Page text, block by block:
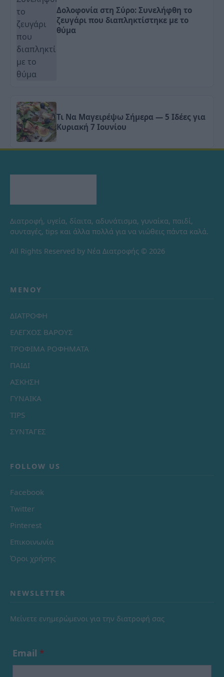
Δολοφονία στη Σύρο: Συνελήφθη το
ζευγάρι που διαπληκτίστηκε με το
θύμα
Τι Να Μαγειρέψω Σήμερα — 5 Ιδέες για
Κυριακή 7 Ιουνίου
Διατροφή, υγεία, δίαιτα, αδυνάτισμα, γυναίκα, παιδί,
συνταγές, tips και άλλα πολλά για να νιώθεις πάντα καλά.
All Rights Reserved by Νέα Διατροφής © 2026
ΜΕΝΟΎ
ΔΙΑΤΡΟΦΗ
ΕΛΕΓΧΟΣ ΒΑΡΟΥΣ
ΤΡΟΦΙΜΑ ΡΟΦΗΜΑΤΑ
ΠΑΙΔΙ
ΑΣΚΗΣΗ
ΓΥΝΑΙΚΑ
TIPS
ΣΥΝΤΑΓΕΣ
FOLLOW US
Facebook
Twitter
Pinterest
Επικοινωνία
Όροι χρήσης
NEWSLETTER
Μείνετε ενημερώμενοι για την διατροφή σας
Email *